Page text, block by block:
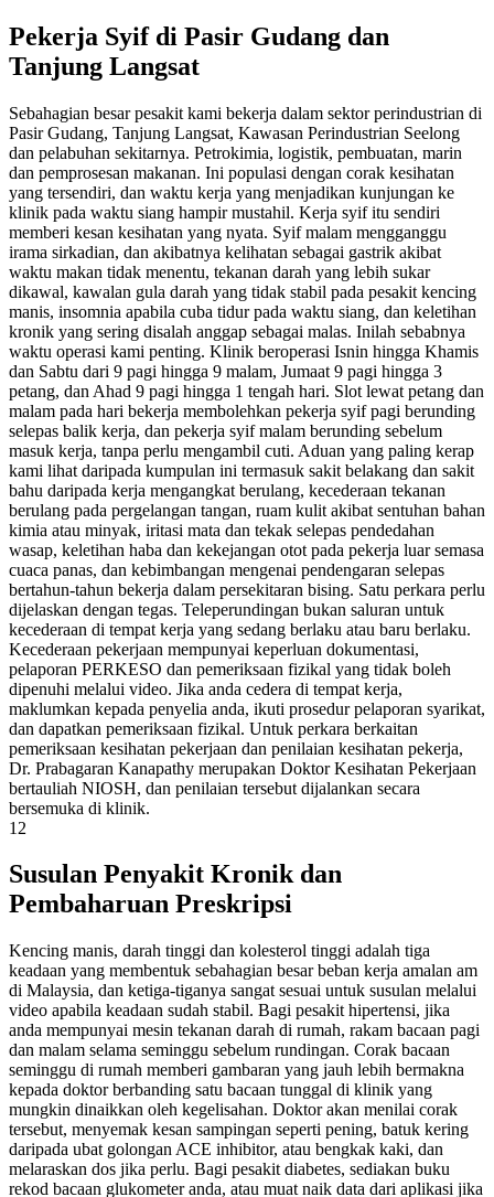
Pekerja Syif di Pasir Gudang dan
Tanjung Langsat
Sebahagian besar pesakit kami bekerja dalam sektor perindustrian di
Pasir Gudang, Tanjung Langsat, Kawasan Perindustrian Seelong
dan pelabuhan sekitarnya. Petrokimia, logistik, pembuatan, marin
dan pemprosesan makanan. Ini populasi dengan corak kesihatan
yang tersendiri, dan waktu kerja yang menjadikan kunjungan ke
klinik pada waktu siang hampir mustahil. Kerja syif itu sendiri
memberi kesan kesihatan yang nyata. Syif malam mengganggu
irama sirkadian, dan akibatnya kelihatan sebagai gastrik akibat
waktu makan tidak menentu, tekanan darah yang lebih sukar
dikawal, kawalan gula darah yang tidak stabil pada pesakit kencing
manis, insomnia apabila cuba tidur pada waktu siang, dan keletihan
kronik yang sering disalah anggap sebagai malas. Inilah sebabnya
waktu operasi kami penting. Klinik beroperasi Isnin hingga Khamis
dan Sabtu dari 9 pagi hingga 9 malam, Jumaat 9 pagi hingga 3
petang, dan Ahad 9 pagi hingga 1 tengah hari. Slot lewat petang dan
malam pada hari bekerja membolehkan pekerja syif pagi berunding
selepas balik kerja, dan pekerja syif malam berunding sebelum
masuk kerja, tanpa perlu mengambil cuti. Aduan yang paling kerap
kami lihat daripada kumpulan ini termasuk sakit belakang dan sakit
bahu daripada kerja mengangkat berulang, kecederaan tekanan
berulang pada pergelangan tangan, ruam kulit akibat sentuhan bahan
kimia atau minyak, iritasi mata dan tekak selepas pendedahan
wasap, keletihan haba dan kekejangan otot pada pekerja luar semasa
cuaca panas, dan kebimbangan mengenai pendengaran selepas
bertahun-tahun bekerja dalam persekitaran bising. Satu perkara perlu
dijelaskan dengan tegas. Teleperundingan bukan saluran untuk
kecederaan di tempat kerja yang sedang berlaku atau baru berlaku.
Kecederaan pekerjaan mempunyai keperluan dokumentasi,
pelaporan PERKESO dan pemeriksaan fizikal yang tidak boleh
dipenuhi melalui video. Jika anda cedera di tempat kerja,
maklumkan kepada penyelia anda, ikuti prosedur pelaporan syarikat,
dan dapatkan pemeriksaan fizikal. Untuk perkara berkaitan
pemeriksaan kesihatan pekerjaan dan penilaian kesihatan pekerja,
Dr. Prabagaran Kanapathy merupakan Doktor Kesihatan Pekerjaan
bertauliah NIOSH, dan penilaian tersebut dijalankan secara
bersemuka di klinik.
12
Susulan Penyakit Kronik dan
Pembaharuan Preskripsi
Kencing manis, darah tinggi dan kolesterol tinggi adalah tiga
keadaan yang membentuk sebahagian besar beban kerja amalan am
di Malaysia, dan ketiga-tiganya sangat sesuai untuk susulan melalui
video apabila keadaan sudah stabil. Bagi pesakit hipertensi, jika
anda mempunyai mesin tekanan darah di rumah, rakam bacaan pagi
dan malam selama seminggu sebelum rundingan. Corak bacaan
seminggu di rumah memberi gambaran yang jauh lebih bermakna
kepada doktor berbanding satu bacaan tunggal di klinik yang
mungkin dinaikkan oleh kegelisahan. Doktor akan menilai corak
tersebut, menyemak kesan sampingan seperti pening, batuk kering
daripada ubat golongan ACE inhibitor, atau bengkak kaki, dan
melaraskan dos jika perlu. Bagi pesakit diabetes, sediakan buku
rekod bacaan glukometer anda, atau muat naik data dari aplikasi jika